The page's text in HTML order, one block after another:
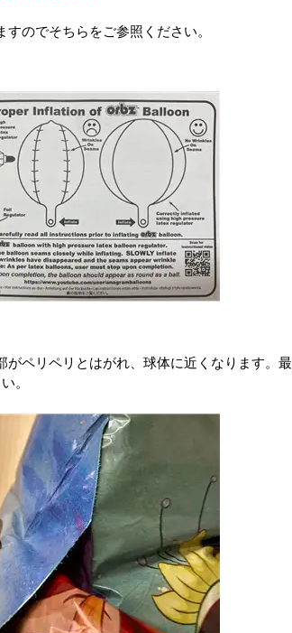
のでそちらをご参照ください。
ペリペリとはがれ、球体に近くなります。
。